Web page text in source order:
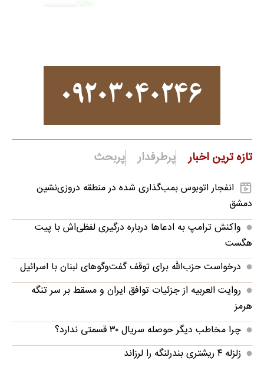
تازه ترین اخبار پرطرفدار پربحث
انفجار اتوبوس بمب‌گذاری شده در منطقه دروزی‌نشین
دمشق
واکنش ترامپ به ادعاها درباره درگیری لفظی‌اش با پیت
هگست
درخواست حزب‌الله برای توقف گفت‌وگوهای لبنان با اسرائیل
روایت العربیه از جزئیات توافق ایران و مسقط بر سر تنگه
هرمز
چرا مخاطب دیگر حوصله سریال ۳۰ قسمتی ندارد؟
زلزله ۴ ریشتری بندرلنگه را لرزاند